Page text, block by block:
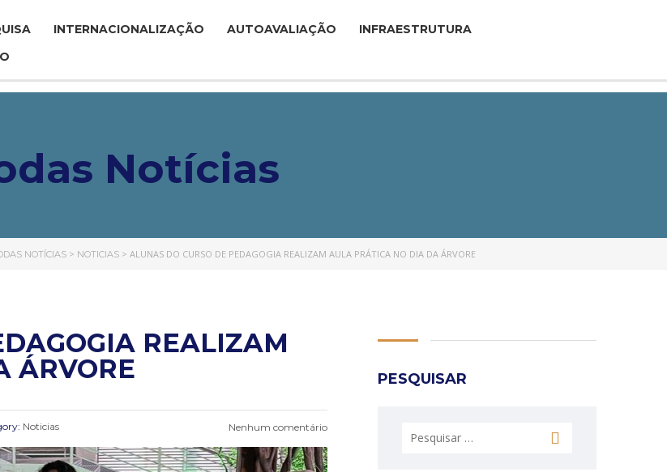
INTERNACIONALIZAÇÃO AUTOAVALIAÇÃO
INFRAESTRUTURA
Notícias
NOTÍCIAS > NOTICIAS > ALUNAS DO CURSO DE PEDAGOGIA REALIZAM AULA PRÁTICA NO DIA DA ÁRVORE
REALIZAM
ÁRVORE
Noticias Nenhum comentário
PESQUISAR
Pesquisar